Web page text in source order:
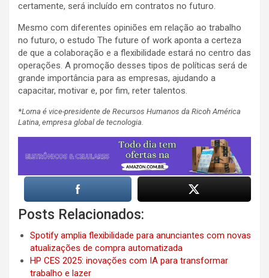
certamente, será incluído em contratos no futuro.
Mesmo com diferentes opiniões em relação ao trabalho
no futuro, o estudo The future of work aponta a certeza
de que a colaboração e a flexibilidade estará no centro das
operações. A promoção desses tipos de políticas será de
grande importância para as empresas, ajudando a
capacitar, motivar e, por fim, reter talentos.
*Lorna é vice-presidente de Recursos Humanos da Ricoh América
Latina, empresa global de tecnologia.
Posts Relacionados:
Spotify amplia flexibilidade para anunciantes com novas
atualizações de compra automatizada
HP CES 2025: inovações com IA para transformar
trabalho e lazer